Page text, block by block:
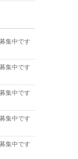
集中です
集中です
集中です
集中です
集中です